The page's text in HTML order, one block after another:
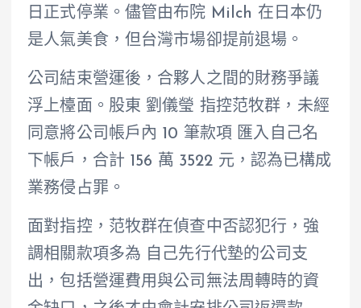
日正式停業。儘管由布院 Milch 在日本仍
是人氣美食，但台灣市場卻提前退場。
公司結束營運後，合夥人之間的財務爭議
浮上檯面。股東 劉儀瑩 指控范牧群，未經
同意將公司帳戶內 10 筆款項 匯入自己名
下帳戶，合計 156 萬 3522 元，認為已構成
業務侵占罪。
面對指控，范牧群在偵查中否認犯行，強
調相關款項多為 自己先行代墊的公司支
出，包括營運費用與公司無法周轉時的資